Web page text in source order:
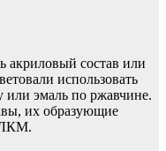
акриловый состав или
использовать
или эмаль по ржавчине.
их образующие
ЛКМ.